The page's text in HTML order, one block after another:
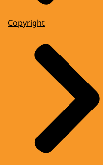
Copyright